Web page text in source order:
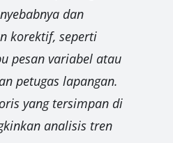
dan
korektif, seperti
pesan variabel atau
petugas lapangan.
yang tersimpan di
analisis tren